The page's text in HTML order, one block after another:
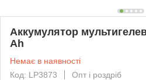
Аккумулятор
Ah
Немає в наявності
Код: LP3873
Опт і роздріб